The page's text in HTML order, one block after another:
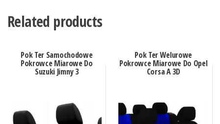
Related products
Pok Ter Samochodowe
Pokrowce Miarowe Do
Suzuki Jimny 3
Pok Ter Welurowe
Pokrowce Miarowe Do Opel
Corsa A 3D